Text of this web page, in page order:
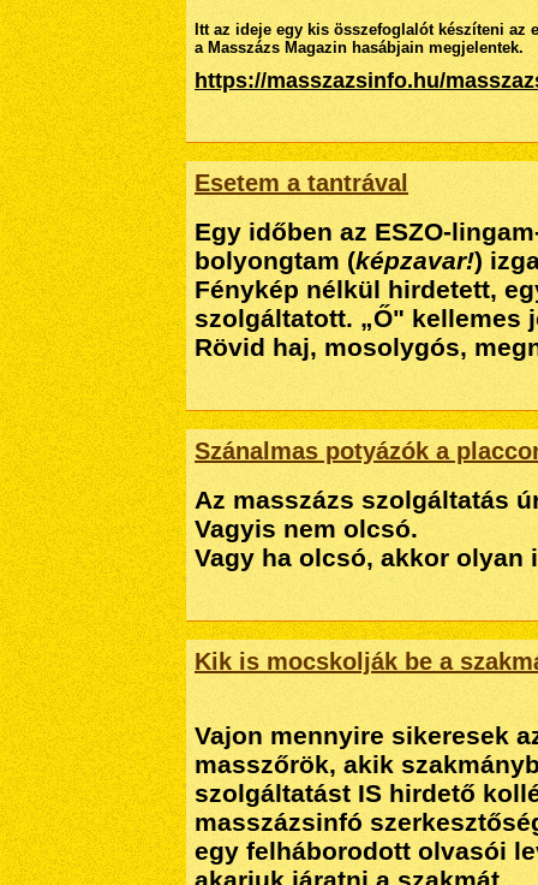
Itt az ideje egy kis összefoglalót készíteni
a Masszázs Magazin hasábjain megjelentek.
https://masszazsinfo.hu/
Esetem a tantrával
Egy időben az ESZO-
bolyongtam (képzavar!)
Fénykép nélkül hirdetett,
szolgáltatott. „Ő" kellemes
Rövid haj, mosolygós,
Szánalmas potyázók a
Az masszázs szolgáltatás
Vagyis nem olcsó.
Vagy ha olcsó, akkor olyan
Kik is mocskolják be a
Vajon mennyire sikeresek
masszőrök, akik
szolgáltatást IS hirdető
masszázsinfó
egy felháborodott olvasói